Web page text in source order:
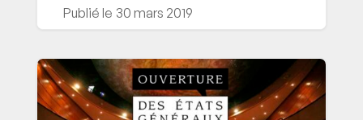
30 mars 2019